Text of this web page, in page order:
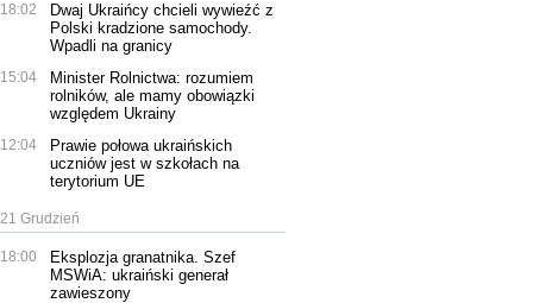
18:02
Dwaj Ukraińcy chcieli wywieźć z
Polski kradzione samochody.
Wpadli na granicy
15:04
Minister Rolnictwa: rozumiem
rolników, ale mamy obowiązki
względem Ukrainy
12:04
Prawie połowa ukraińskich
uczniów jest w szkołach na
terytorium UE
21 Grudzień
18:00
Eksplozja granatnika. Szef
MSWiA: ukraiński generał
zawieszony